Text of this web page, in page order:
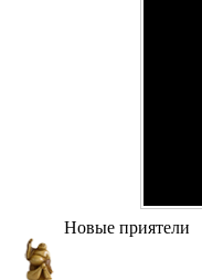
Новые приятели